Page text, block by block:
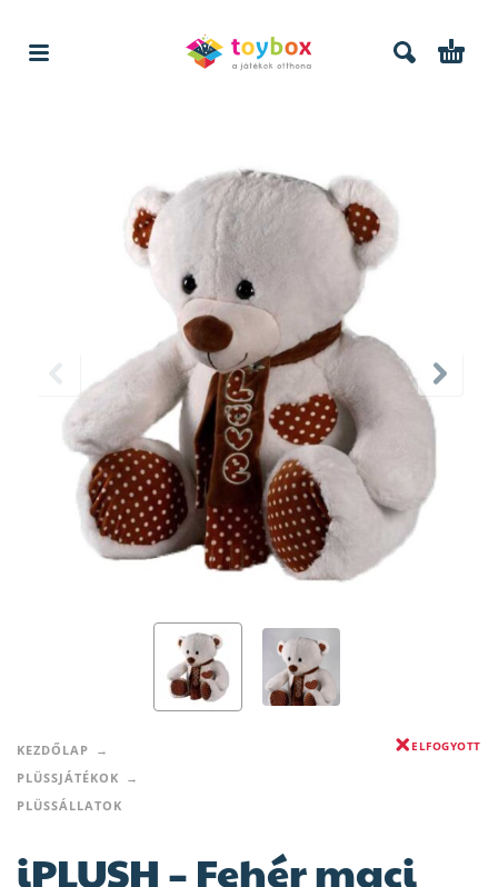
KEZDŐLAP
PLÜSSJÁTÉKOK
PLÜSSÁLLATOK
ELFOGYOTT
iPLUSH – Fehér maci